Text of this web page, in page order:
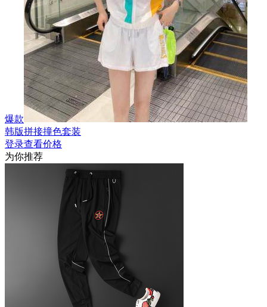
爆款
韩版拼接撞色套装
登录查看价格
为你推荐